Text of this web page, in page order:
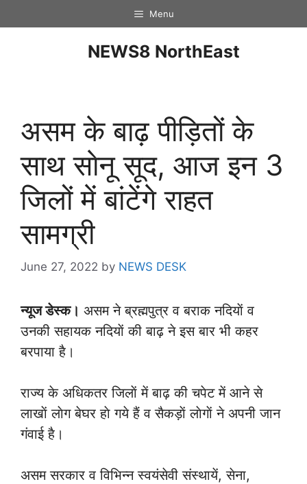
Menu
NEWS8 NorthEast
असम के बाढ़ पीड़ितों के
साथ साेनू सूद, आज इन 3
जिलों में बांटेंगे राहत
सामग्री
June 27, 2022 by NEWS DESK
न्यूज डेस्क। असम ने ब्रह्मपुत्र व बराक नदियाें व
उनकी सहायक नदियाें की बाढ़ ने इस बार भी कहर
बरपाया है।
राज्य के अधिकतर जिलाें में बाढ़ की चपेट में आने से
लाखाें लाेग बेघर हाे गये हैं व सैकड़ाें लाेगाें ने अपनी जान
गंवाई है।
असम सरकार व विभिन्न स्वयंसेवी संस्थायें, सेना,